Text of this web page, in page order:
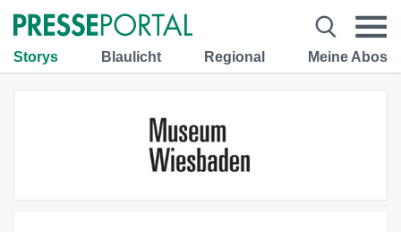
Storys Blaulicht Regional Meine Abos